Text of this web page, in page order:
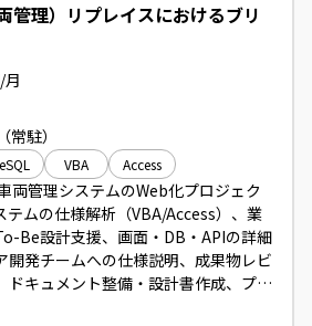
管理）リプレイスにおけるブリ
月
駐）
VBA Access
両管理システムのWeb化プロジェク
テムの仕様解析（VBA/Access）、業
Be設計支援、画面・DB・APIの詳細
開発チームへの仕様説明、成果物レビ
ドキュメント整備・設計書作成、プロ
リスク管理）をご担当いただきま